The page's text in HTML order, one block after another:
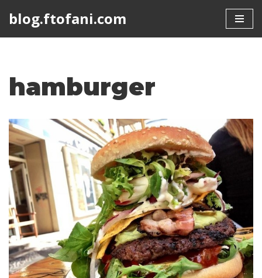
blog.ftofani.com
hamburger